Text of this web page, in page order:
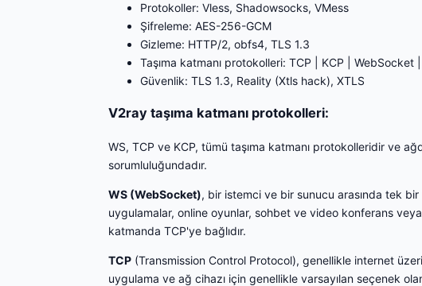
Protokoller: Vless, Shadowsocks, VMess
Şifreleme: AES-256-GCM
Gizleme: HTTP/2, obfs4, TLS 1.3
Taşıma katmanı protokolleri: TCP | KCP | WebSocket
Güvenlik: TLS 1.3, Reality (Xtls hack), XTLS
V2ray taşıma katmanı protokolleri:
WS, TCP ve KCP, tümü taşıma katmanı protokolleridir ve
sorumluluğundadır.
WS (WebSocket), bir istemci ve bir sunucu arasında tek
uygulamalar, online oyunlar, sohbet ve video konferans
katmanda TCP'ye bağlıdır.
TCP (Transmission Control Protocol), genellikle internet
uygulama ve ağ cihazı için genellikle varsayılan seçenek